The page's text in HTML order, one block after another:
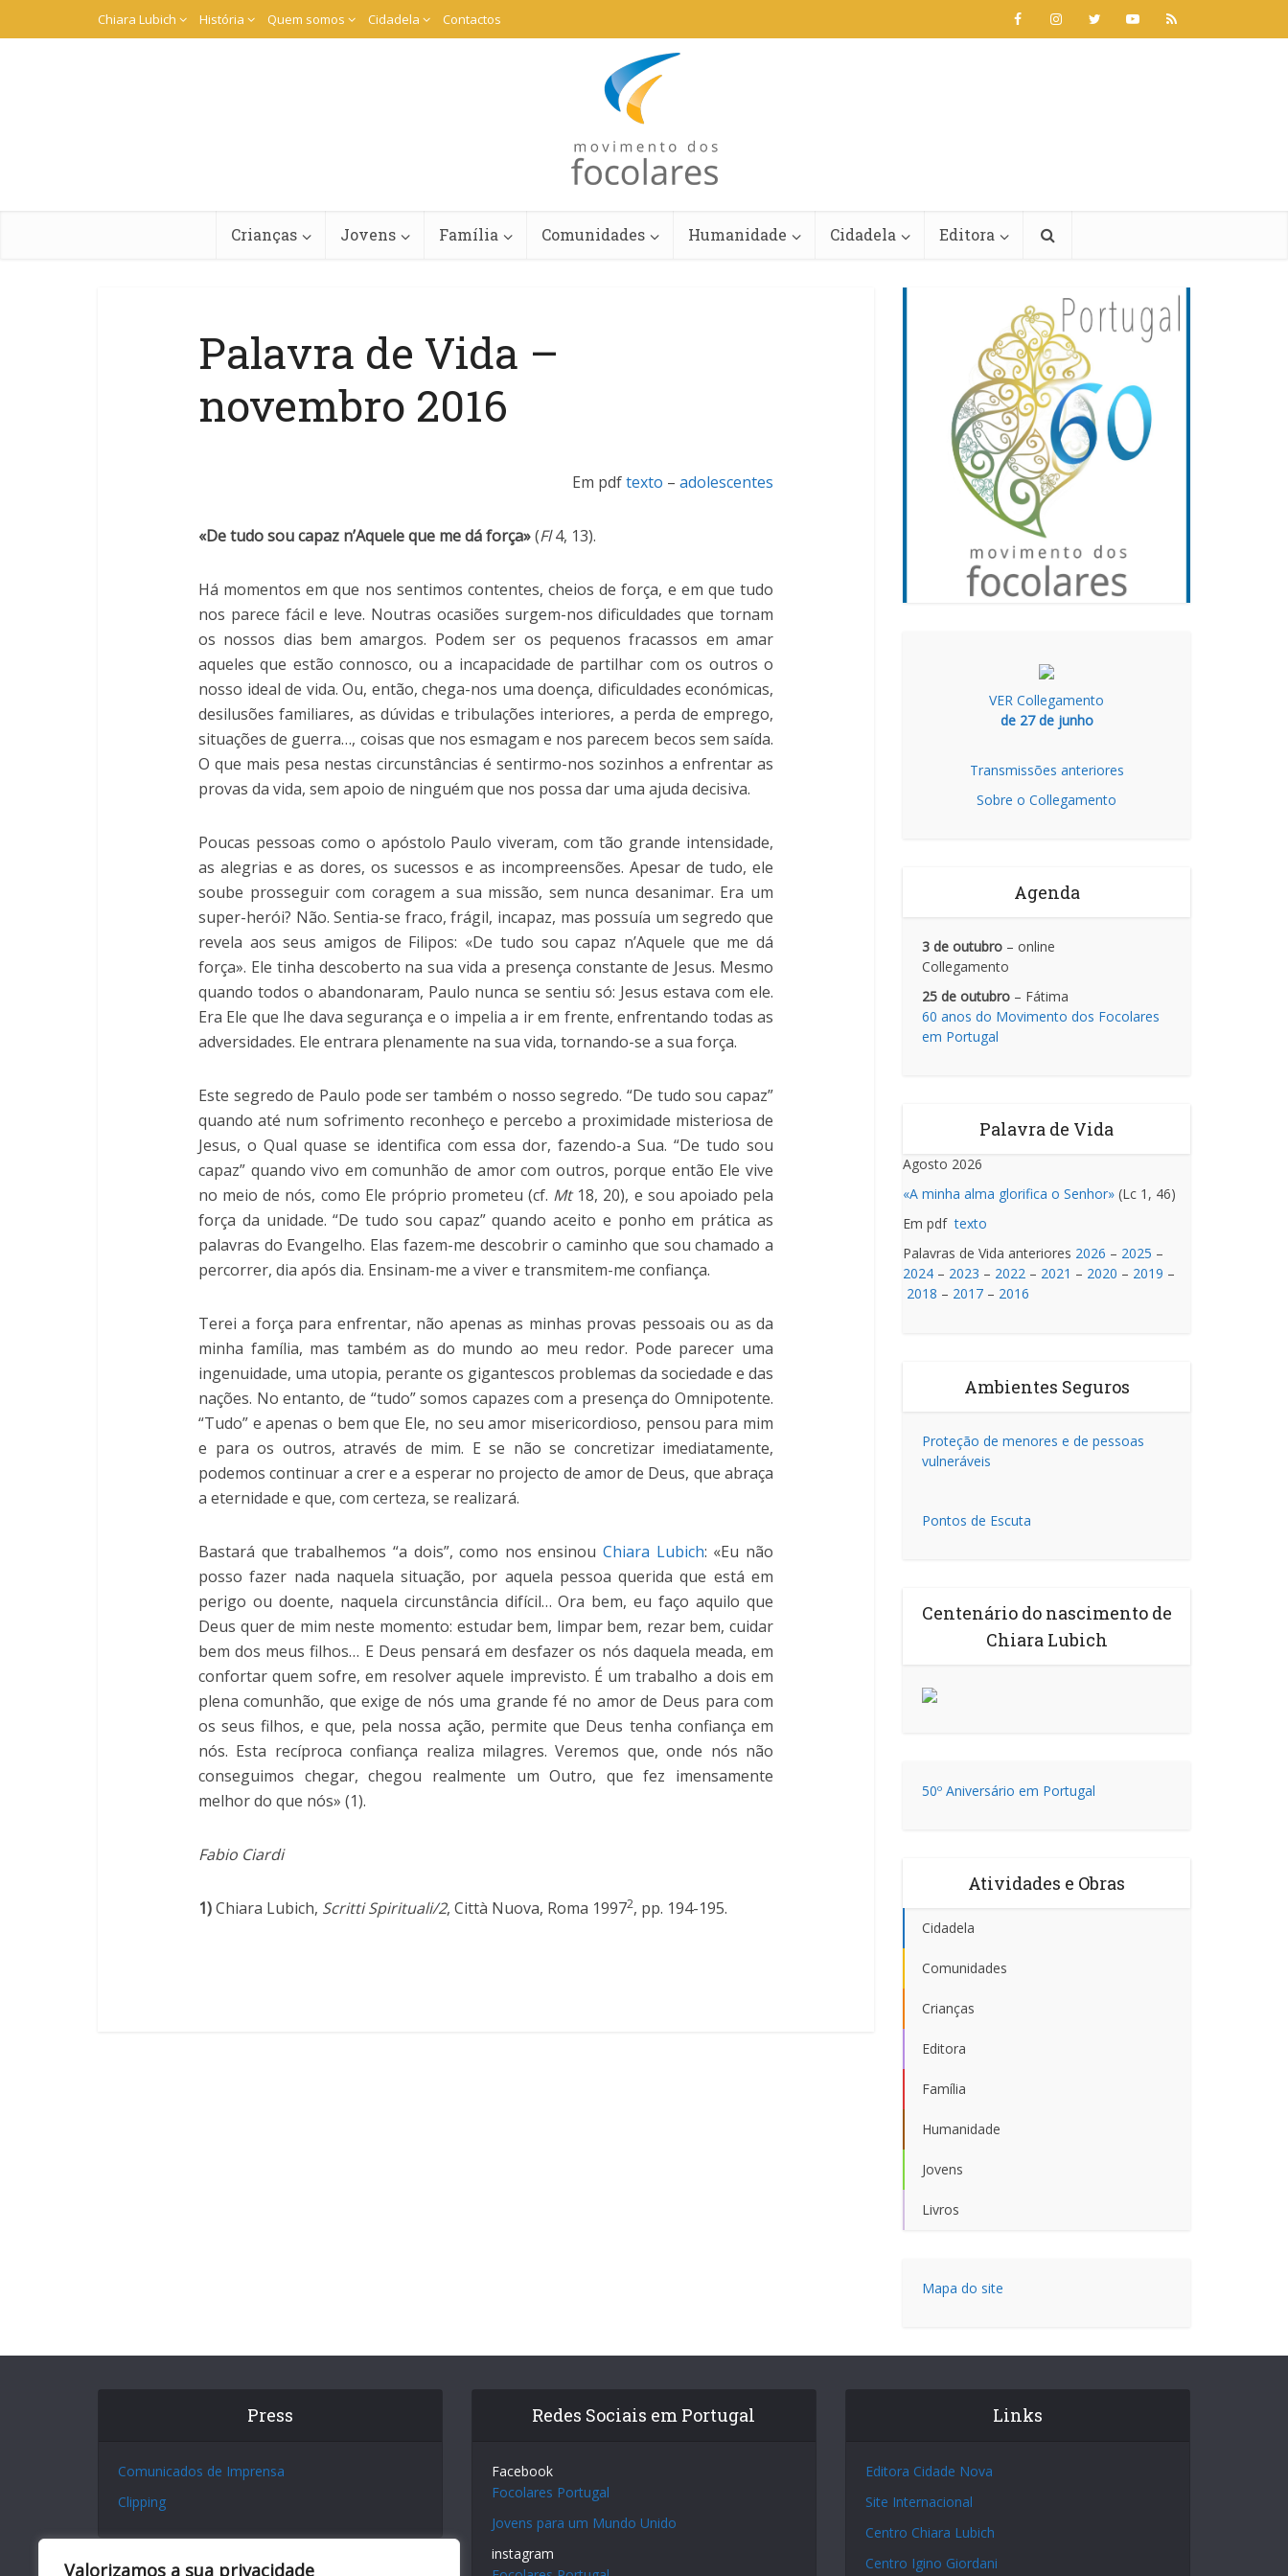
Valorizamos a sua privacidade
Chiara Lubich História Quem somos Cidadela Contactos
Crianças Jovens Família Comunidades Humanidade Cidadela Editora
Palavra de Vida –
novembro 2016
Em pdftexto – adolescentes
«De tudo sou capaz n’Aquele que me dá força»(Fl4, 13).
Há momentos em que nos sentimos contentes, cheios de força, e em que tudo
nos parece fácil e leve. Noutras ocasiões surgem-nos dificuldades que tornam
os nossos dias bem amargos. Podem ser os pequenos fracassos em amar
aqueles que estão connosco, ou a incapacidade de partilhar com os outros o
nosso ideal de vida. Ou, então, chega-nos uma doença, dificuldades económicas,
desilusões familiares, as dúvidas e tribulações interiores, a perda de emprego,
situações de guerra…, coisas que nos esmagam e nos parecem becos sem saída.
O que mais pesa nestas circunstâncias é sentirmo-nos sozinhos a enfrentar as
provas da vida, sem apoio de ninguém que nos possa dar uma ajuda decisiva.
Poucas pessoas como o apóstolo Paulo viveram, com tão grande intensidade,
as alegrias e as dores, os sucessos e as incompreensões. Apesar de tudo, ele
soube prosseguir com coragem a sua missão, sem nunca desanimar. Era um
super-herói? Não. Sentia-se fraco, frágil, incapaz, mas possuía um segredo que
revela aos seus amigos de Filipos: «De tudo sou capaz n’Aquele que me dá
força». Ele tinha descoberto na sua vida a presença constante de Jesus. Mesmo
quando todos o abandonaram, Paulo nunca se sentiu só: Jesus estava com ele.
Era Ele que lhe dava segurança e o impelia a ir em frente, enfrentando todas as
adversidades. Ele entrara plenamente na sua vida, tornando-se a sua força.
Este segredo de Paulo pode ser também o nosso segredo. “De tudo sou capaz”
quando até num sofrimento reconheço e percebo a proximidade misteriosa de
Jesus, o Qual quase se identifica com essa dor, fazendo-a Sua. “De tudo sou
capaz” quando vivo em comunhão de amor com outros, porque então Ele vive
no meio de nós, como Ele próprio prometeu (cf. Mt18, 20), e sou apoiado pela
força da unidade. “De tudo sou capaz” quando aceito e ponho em prática as
palavras do Evangelho. Elas fazem-me descobrir o caminho que sou chamado a
percorrer, dia após dia. Ensinam-me a viver e transmitem-me confiança.
Terei a força para enfrentar, não apenas as minhas provas pessoais ou as da
minha família, mas também as do mundo ao meu redor. Pode parecer uma
ingenuidade, uma utopia, perante os gigantescos problemas da sociedade e das
nações. No entanto, de “tudo” somos capazes com a presença do Omnipotente.
“Tudo” e apenas o bem que Ele, no seu amor misericordioso, pensou para mim
e para os outros, através de mim. E se não se concretizar imediatamente,
podemos continuar a crer e a esperar no projecto de amor de Deus, que abraça
a eternidade e que, com certeza, se realizará.
Bastará que trabalhemos “a dois”, como nos ensinouChiara Lubich: «Eu não
posso fazer nada naquela situação, por aquela pessoa querida que está em
perigo ou doente, naquela circunstância difícil… Ora bem, eu faço aquilo que
Deus quer de mim neste momento: estudar bem, limpar bem, rezar bem, cuidar
bem dos meus filhos… E Deus pensará em desfazer os nós daquela meada, em
confortar quem sofre, em resolver aquele imprevisto. É um trabalho a dois em
plena comunhão, que exige de nós uma grande fé no amor de Deus para com
os seus filhos, e que, pela nossa ação, permite que Deus tenha confiança em
nós. Esta recíproca confiança realiza milagres. Veremos que, onde nós não
conseguimos chegar, chegou realmente um Outro, que fez imensamente
melhor do que nós» (1).
Fabio Ciardi
1)Chiara Lubich, Scritti Spirituali/2, Città Nuova, Roma 19972, pp. 194-195.
VER Collegamento
de 27 de junho
Transmissões anteriores
Sobre o Collegamento
Agenda
3 de outubro – online
Collegamento
25 de outubro – Fátima
60 anos do Movimento dos Focolares
em Portugal
Palavra de Vida
Agosto 2026
«A minha alma glorifica o Senhor» (Lc 1, 46)
Em pdftexto
Palavras de Vida anteriores 2026 – 2025 –
2024 – 2023 – 2022 – 2021 – 2020 – 2019 –
2018 – 2017 – 2016
Ambientes Seguros
Proteção de menores e de pessoas
vulneráveis
Pontos de Escuta
Centenário do nascimento de
Chiara Lubich
50º Aniversário em Portugal
Atividades e Obras
Cidadela
Comunidades
Crianças
Editora
Família
Humanidade
Jovens
Livros
Mapa do site
Press
Comunicados de Imprensa
Clipping
Redes Sociais em Portugal
Facebook
Focolares Portugal
Jovens para um Mundo Unido
instagram
Links
Editora Cidade Nova
Site Internacional
Centro Chiara Lubich
Centro Igino Giordani